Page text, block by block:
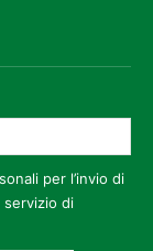
per l’invio di
servizio di